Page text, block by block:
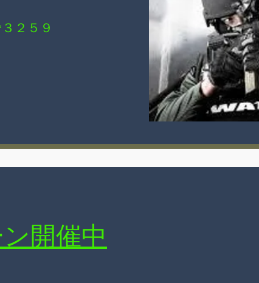
２５９
開催中